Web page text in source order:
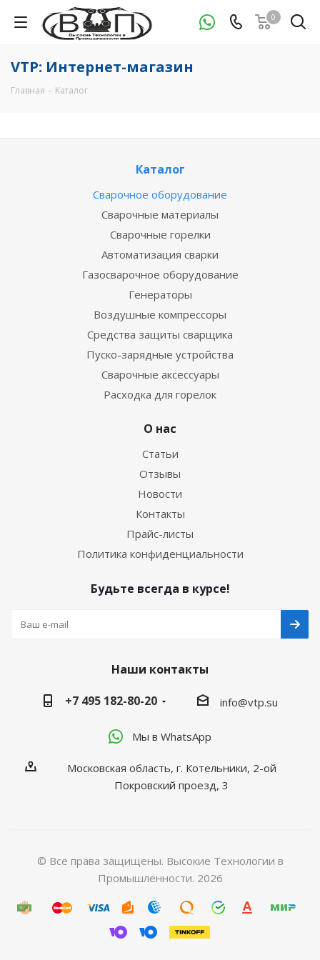
0
VTP: Интернет-магазин
Главная - Каталог
Каталог
Сварочное оборудование
Сварочные материалы
Сварочные горелки
Автоматизация сварки
Газосварочное оборудование
Генераторы
Воздушные компрессоры
Средства защиты сварщика
Пуско-зарядные устройства
Сварочные аксессуары
Расходка для горелок
О нас
Статьи
Отзывы
Новости
Контакты
Прайс-листы
Политика конфиденциальности
Будьте всегда в курсе!
Наши контакты
+7 495 182-80-20
info@vtp.su
Мы в WhatsApp
Московская область, г. Котельники, 2-ой
Покровский проезд, 3
© Все права защищены. Высокие Технологии в
Промышленности. 2026